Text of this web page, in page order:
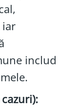
iar
includ